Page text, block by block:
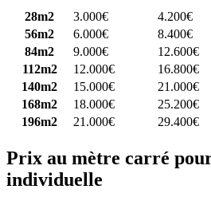
28m2
3.000€ 4.200€
56m2
6.000€ 8.400€
84m2
9.000€ 12.600€
112m2
12.000€ 16.800€
140m2
15.000€ 21.000€
168m2
18.000€ 25.200€
196m2
21.000€ 29.400€
Prix au mètre carré
individuelle